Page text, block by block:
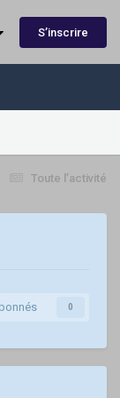
S’inscrire
Toute l’activité
0